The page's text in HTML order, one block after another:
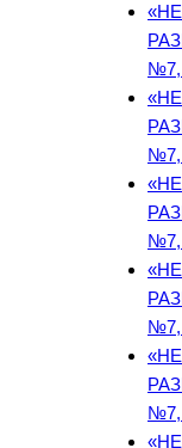
№7,
№7,
№7,
№7,
№7,